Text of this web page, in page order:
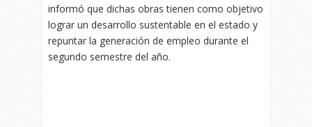
informó que dichas obras tienen como objetivo
lograr un desarrollo sustentable en el estado y
repuntar la generación de empleo durante el
segundo semestre del año.